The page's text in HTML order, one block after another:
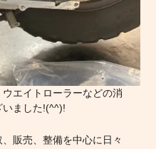
エイトローラーなどの消
いました!(^^)!
販売、整備を中心に日々